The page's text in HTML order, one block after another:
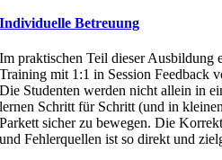
Individuelle Betreuung
Im praktischen Teil dieser Ausbildung
Training mit 1:1 in Session Feedback
Die Studenten werden nicht allein in
lernen Schritt für Schritt (und in
Parkett sicher zu bewegen. Die
und Fehlerquellen ist so direkt und